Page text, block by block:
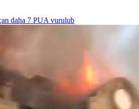
daha 7 PUA vurulub